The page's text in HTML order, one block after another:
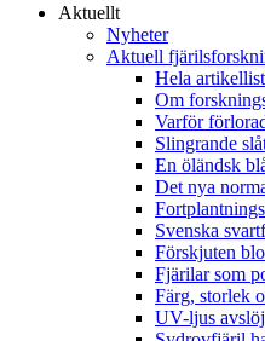
Aktuellt
Nyheter
Aktuell
Hela
Om
Varför
Slingrande
En öländsk
Det nya
Svenska
Förskjuten
Fjärilar som
Färg, storlek
UV-ljus